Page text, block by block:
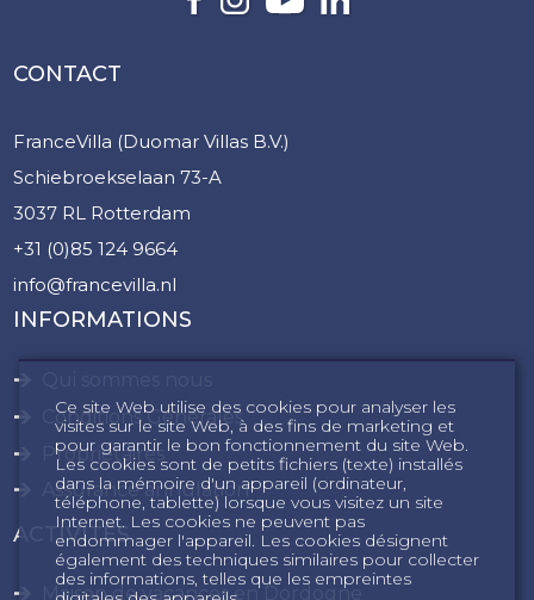
CONTACT
FranceVilla (Duomar Villas B.V.)
Schiebroekselaan 73-A
3037 RL Rotterdam
+31 (0)85 124 9664
info@francevilla.nl
INFORMATIONS
Conditions Générales
Propriétaires
Assurance annulation
ACTIVITÉS
Maison de vacances en Dordogne
Ce site Web utilise des cookies pour analyser les
visites sur le site Web, à des fins de marketing et
pour garantir le bon fonctionnement du site Web.
Les cookies sont de petits fichiers (texte) installés
dans la mémoire d'un appareil (ordinateur,
téléphone, tablette) lorsque vous visitez un site
Internet. Les cookies ne peuvent pas
endommager l'appareil. Les cookies désignent
également des techniques similaires pour collecter
des informations, telles que les empreintes